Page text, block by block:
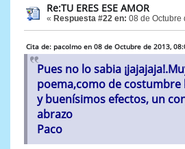
Re:TU ERES ESE AMOR
« Respuesta #22 en: 08 de Octubre
Cita de: pacolmo en 08 de Octubre de 2013,
Pues no lo sabia
poema,como de
y buenísimos efectos, un
abrazo
Paco